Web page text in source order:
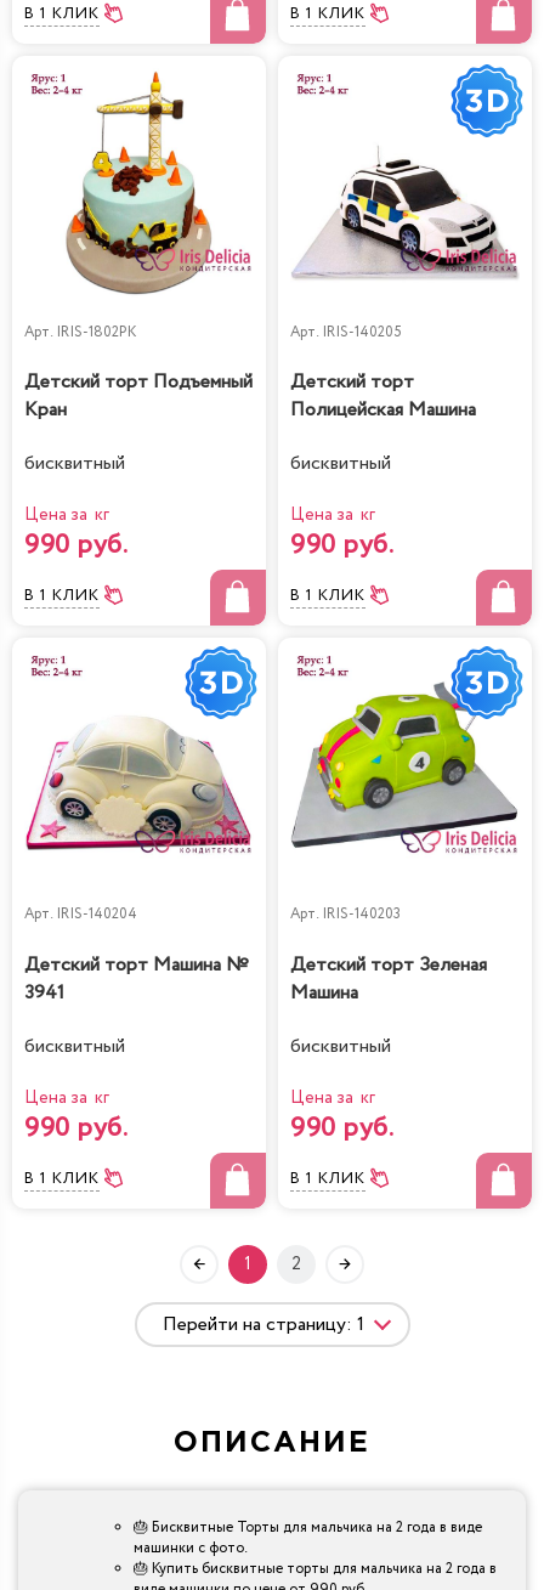
В 1 КЛИК В 1 КЛИК
Арт. IRIS-1802PK
Детский торт Подъемный
Кран
бисквитный
Цена за кг
990 руб.
В 1 КЛИК
Арт. IRIS-140205
Детский торт
Полицейская Машина
бисквитный
Цена за кг
990 руб.
В 1 КЛИК
Арт. IRIS-140204
Детский торт Машина №
3941
бисквитный
Цена за кг
990 руб.
В 1 КЛИК
Арт. IRIS-140203
Детский торт Зеленая
Машина
бисквитный
Цена за кг
990 руб.
В 1 КЛИК
1 2
ОПИСАНИЕ
🎂 Бисквитные Торты для мальчика на 2 года в виде
машинки с фото.
🎂 Купить бисквитные торты для мальчика на 2 года в